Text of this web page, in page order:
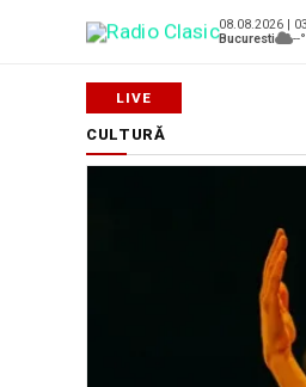
08.08.2026 |
Bucuresti
--
CULTURĂ